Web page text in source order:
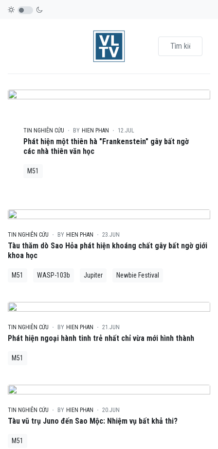
TIN NGHIÊN CỨU BY HIEN PHAN 12.JUL
Phát hiện một thiên hà "Frankenstein" gây bất ngờ
các nhà thiên văn học
M51
TIN NGHIÊN CỨU BY HIEN PHAN 23.JUN
Tàu thăm dò Sao Hỏa phát hiện khoáng chất gây bất ngờ giới
khoa học
M51 WASP-103b Jupiter Newbie Festival
TIN NGHIÊN CỨU BY HIEN PHAN 21.JUN
Phát hiện ngoại hành tinh trẻ nhất chỉ vừa mới hình thành
M51
TIN NGHIÊN CỨU BY HIEN PHAN 20.JUN
Tàu vũ trụ Juno đến Sao Mộc: Nhiệm vụ bất khả thi?
M51